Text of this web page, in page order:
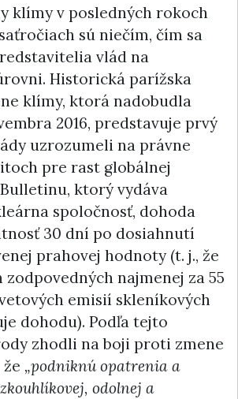
klímy v posledných rokoch
sú niečím, čím sa
vlád na
Historická parížska
klímy, ktorá nadobudla
2016, predstavuje prvý
uzrozumeli na právne
pre rast globálnej
ktorý vydáva
spoločnosť, dohoda
30 dní po dosiahnutí
prahovej hodnoty (t. j., že
zodpovedných najmenej za 55
emisií skleníkových
dohodu). Podľa tejto
zhodli na boji proti zmene
„podniknú opatrenia a
odolnej a